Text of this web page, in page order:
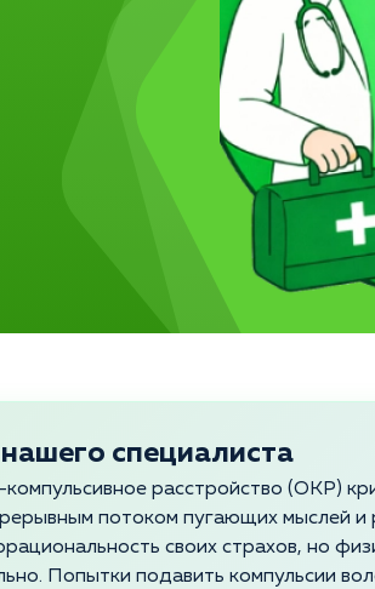
специалиста
расстройство (ОКР)
потоком пугающих мыслей
своих страхов, но
Попытки подавить компульсии